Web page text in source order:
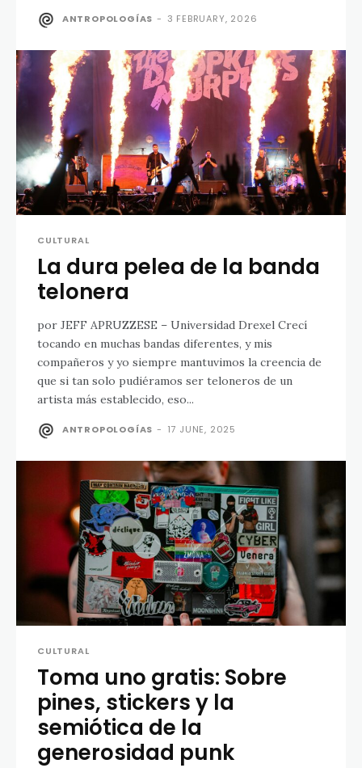
ANTROPOLOGÍAS - 3 FEBRUARY, 2026
CULTURAL
La dura pelea de la banda
telonera
por JEFF APRUZZESE – Universidad Drexel Crecí
tocando en muchas bandas diferentes, y mis
compañeros y yo siempre mantuvimos la creencia de
que si tan solo pudiéramos ser teloneros de un
artista más establecido, eso...
ANTROPOLOGÍAS - 17 JUNE, 2025
CULTURAL
Toma uno gratis: Sobre
pines, stickers y la
semiótica de la
generosidad punk